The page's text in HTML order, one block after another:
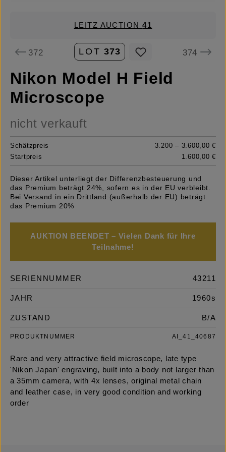
LEITZ AUCTION41
372 LOT 373 374
Nikon Model H Field
Microscope
nicht verkauft
Schätzpreis
3.200 – 3.600,00 €
Startpreis
1.600,00 €
Dieser Artikel unterliegt der Differenzbesteuerung und
das Premium beträgt 24%, sofern es in der EU verbleibt.
Bei Versand in ein Drittland (außerhalb der EU) beträgt
das Premium 20%
AUKTION BEENDET – Vielen Dank für Ihre
Teilnahme!
SERIENNUMMER 43211
JAHR 1960s
ZUSTAND B/A
PRODUKTNUMMER AI_41_40687
Rare and very attractive field microscope, late type
'Nikon Japan' engraving, built into a body not larger than
a 35mm camera, with 4x lenses, original metal chain
and leather case, in very good condition and working
order